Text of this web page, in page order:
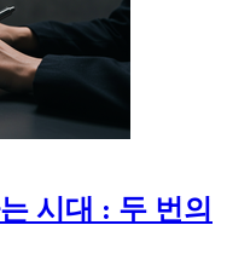
시대 : 두 번의